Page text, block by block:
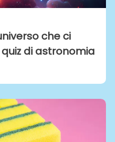
che ci
di astronomia